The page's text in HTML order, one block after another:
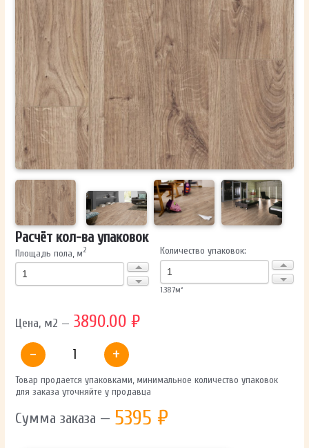
ОТПРАВИТЬ
Ваши данные не будут переданы третьим лицам
Расчёт кол-ва упаковок
Площадь пола, м2 Количество упаковок:
1.387м²
Цена, м2 — 3890.00 ₽
-
+
Товар продается упаковками, минимальное количество упаковок
для заказа уточняйте у продавца
Сумма заказа — 5395 ₽